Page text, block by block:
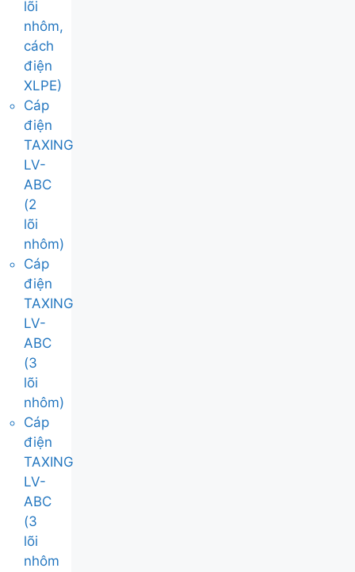
lõi
nhôm,
cách
điện
XLPE)
Cáp
điện
TAXING
LV-
ABC
(2
lõi
nhôm)
Cáp
điện
TAXING
LV-
ABC
(3
lõi
nhôm)
Cáp
điện
TAXING
LV-
ABC
(3
lõi
nhôm